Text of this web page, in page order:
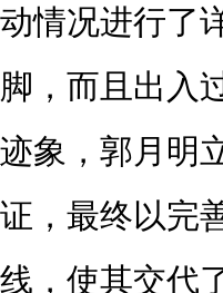
动情况进行了
脚，而且出入
迹象，郭月明
证，最终以完
线，使其交代